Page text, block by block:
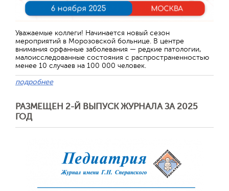
Уважаемые коллеги! Начинается новый сезон
мероприятий в Морозовской больнице. В центре
внимания орфанные заболевания — редкие патологии,
малоисследованные состояния с распространенностью
менее 10 случаев на 100 000 человек.
подробнее
РАЗМЕЩЕН 2-Й ВЫПУСК ЖУРНАЛА ЗА 2025
ГОД